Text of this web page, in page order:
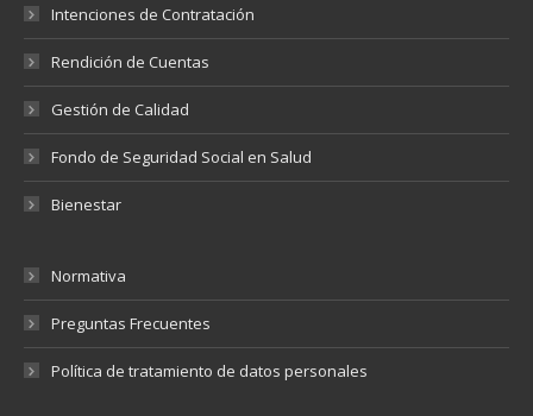
Intenciones de Contratación
Rendición de Cuentas
Gestión de Calidad
Fondo de Seguridad Social en Salud
Bienestar
Normativa
Preguntas Frecuentes
Política de tratamiento de datos personales